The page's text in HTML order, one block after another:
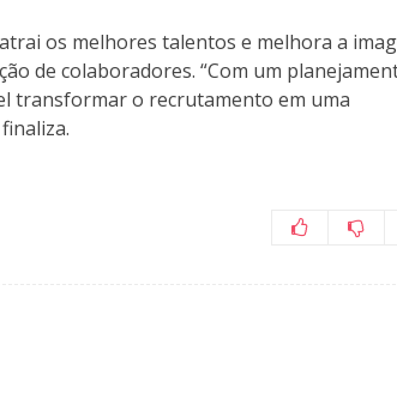
os melhores talentos e melhora a
de colaboradores. “Com um
transformar o recrutamento em uma